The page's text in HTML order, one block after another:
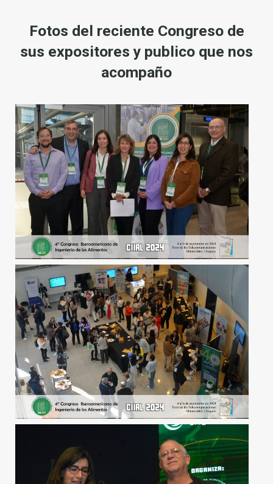
Fotos del reciente Congreso de
sus expositores y publico que nos
acompaño